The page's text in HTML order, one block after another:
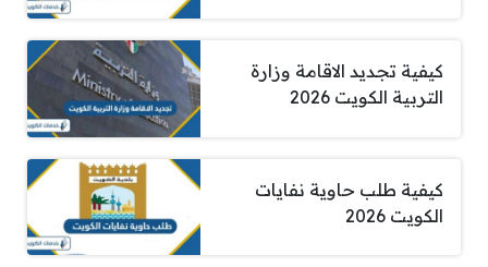
كيفية تجديد الاقامة وزارة
التربية الكويت 2026
كيفية طلب حاوية نفايات
الكويت 2026